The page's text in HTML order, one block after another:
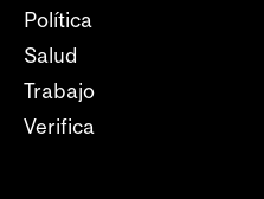
Política
Salud
Trabajo
Verifica